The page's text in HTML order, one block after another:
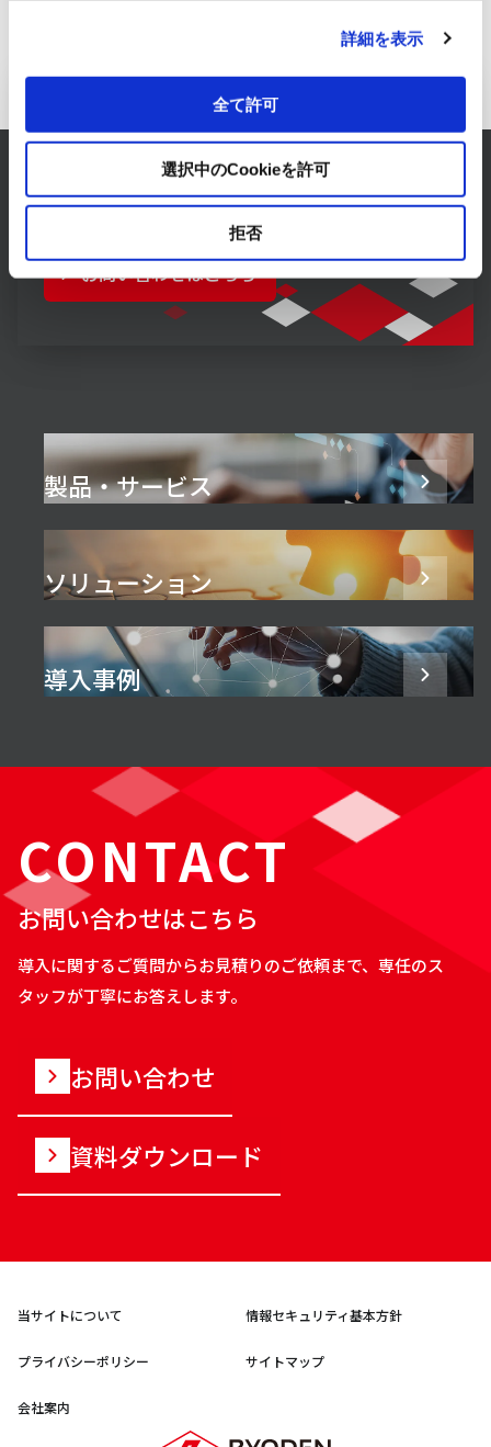
詳細を表示
全て許可
選択中のCookieを許可
拒否
ICT事業へのお問い合わせ
RYODENでは、ICT事業に関するあらゆるお悩みを
解決します。
まずは、お気軽にご相談ください。
お問い合わせはこちら
製品・サービス
ソリューション
導入事例
CONTACT
お問い合わせはこちら
導入に関するご質問からお見積りのご依頼まで、専任のス
タッフが丁寧にお答えします。
お問い合わせ
資料ダウンロード
当サイトについて 情報セキュリティ基本方針
プライバシーポリシー サイトマップ
会社案内